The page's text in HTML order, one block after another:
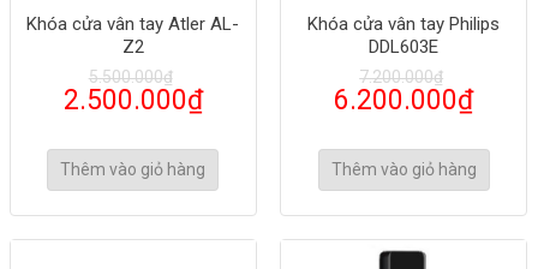
Khóa cửa vân tay Atler AL-
Z2
5.500.000₫
2.500.000₫
Thêm vào giỏ hàng
Khóa cửa vân tay Philips
DDL603E
7.200.000₫
6.200.000₫
Thêm vào giỏ hàng